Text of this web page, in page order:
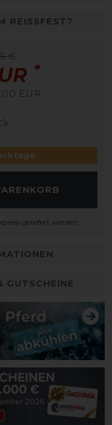
REISSFEST?
€
*
EUR
geliefert werden.
GUTSCHEINE